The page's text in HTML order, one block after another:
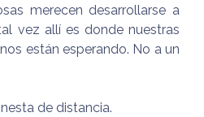
merecen desarrollarse a
vez allí es donde nuestras
están esperando. No a un
de distancia.